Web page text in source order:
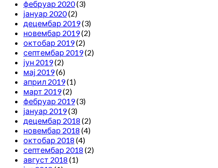
фебруар 2020(3)
јануар 2020(2)
децембар 2019(3)
новембар 2019(2)
октобар 2019(2)
септембар 2019(2)
јун 2019(2)
мај 2019(6)
април 2019(1)
март 2019(2)
фебруар 2019(3)
јануар 2019(3)
децембар 2018 (2)
новембар 2018 (4)
октобар 2018 (4)
септембар 2018 (2)
август 2018 (1)